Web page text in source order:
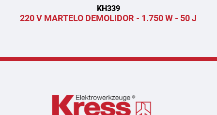
KH339
220 V MARTELO DEMOLIDOR - 1.750 W - 50 J